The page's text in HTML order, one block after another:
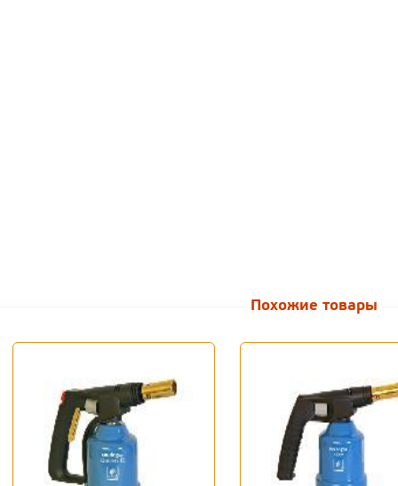
Похожие товары